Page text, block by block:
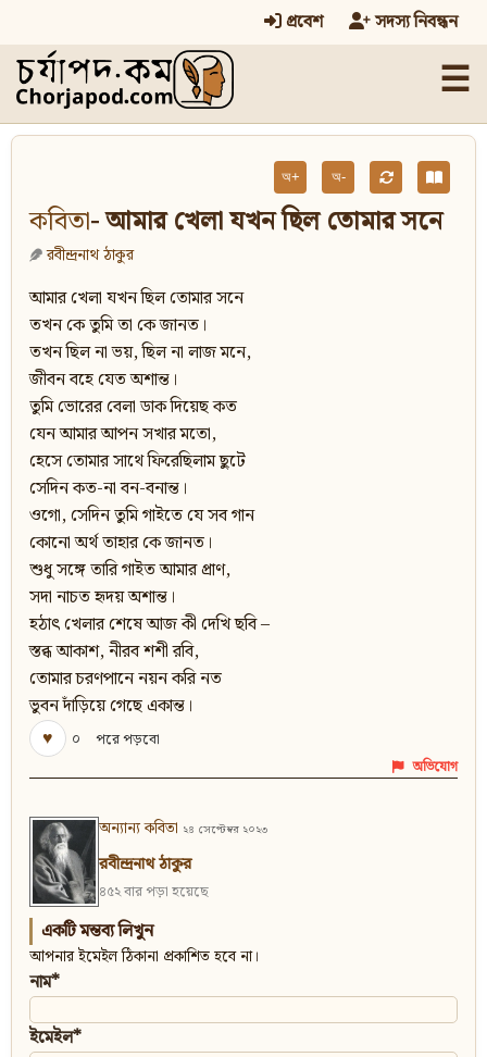
প্রবেশ সদস্য নিবন্ধন
☰
অ+ অ-
কবিতা- আমার খেলা যখন ছিল তোমার সনে
রবীন্দ্রনাথ ঠাকুর
আমার খেলা যখন ছিল তোমার সনে
তখন কে তুমি তা কে জানত।
তখন ছিল না ভয়, ছিল না লাজ মনে,
জীবন বহে যেত অশান্ত।
তুমি ভোরের বেলা ডাক দিয়েছ কত
যেন আমার আপন সখার মতো,
হেসে তোমার সাথে ফিরেছিলাম ছুটে
সেদিন কত-না বন-বনান্ত।
ওগো, সেদিন তুমি গাইতে যে সব গান
কোনো অর্থ তাহার কে জানত।
শুধু সঙ্গে তারি গাইত আমার প্রাণ,
সদা নাচত হৃদয় অশান্ত।
হঠাৎ খেলার শেষে আজ কী দেখি ছবি –
স্তব্ধ আকাশ, নীরব শশী রবি,
তোমার চরণপানে নয়ন করি নত
ভুবন দাঁড়িয়ে গেছে একান্ত।
♥
০ পরে পড়বো
অভিযোগ
অন্যান্য কবিতা ২৪ সেপ্টেম্বর ২০২৩
রবীন্দ্রনাথ ঠাকুর
৪৫২ বার পড়া হয়েছে
একটি মন্তব্য লিখুন
আপনার ইমেইল ঠিকানা প্রকাশিত হবে না।
নাম*
ইমেইল*